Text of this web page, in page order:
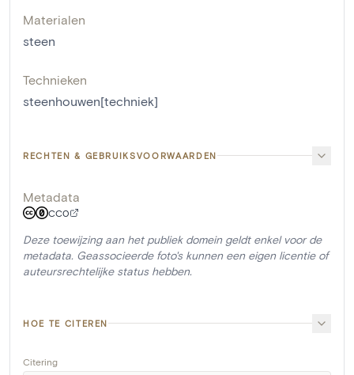
Materialen
steen
Technieken
steenhouwen[techniek]
RECHTEN & GEBRUIKSVOORWAARDEN
Metadata
CC0
Deze toewijzing aan het publiek domein geldt enkel voor de
metadata. Geassocieerde foto's kunnen een eigen licentie of
auteursrechtelijke status hebben.
HOE TE CITEREN
Citering